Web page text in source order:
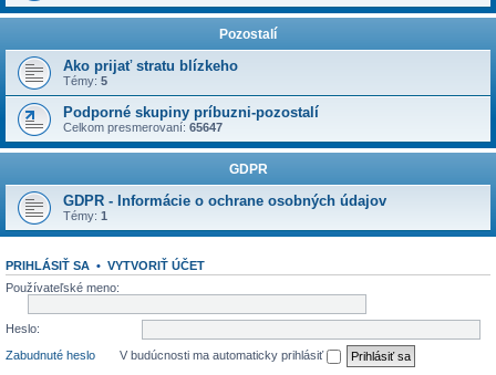
Pozostalí
Ako prijať stratu blízkeho
Témy: 5
Podporné skupiny príbuzni-pozostalí
Celkom presmerovaní: 65647
GDPR
GDPR - Informácie o ochrane osobných údajov
Témy: 1
PRIHLÁSIŤ SA • VYTVORIŤ ÚČET
Používateľské meno:
Heslo:
Zabudnuté heslo
V budúcnosti ma automaticky prihlásiť